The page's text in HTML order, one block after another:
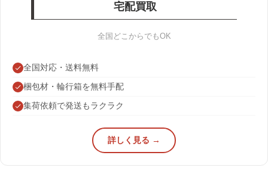
宅配買取
全国どこからでもOK
全国対応・送料無料
梱包材・輪行箱を無料手配
集荷依頼で発送もラクラク
詳しく見る →